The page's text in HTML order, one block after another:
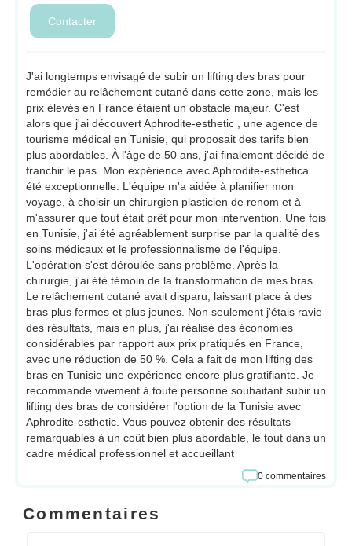
J'ai longtemps envisagé de subir un lifting des bras pour
remédier au relâchement cutané dans cette zone, mais les
prix élevés en France étaient un obstacle majeur. C'est
alors que j'ai découvert Aphrodite-esthetic , une agence de
tourisme médical en Tunisie, qui proposait des tarifs bien
plus abordables. À l'âge de 50 ans, j'ai finalement décidé de
franchir le pas. Mon expérience avec Aphrodite-esthetica
été exceptionnelle. L'équipe m'a aidée à planifier mon
voyage, à choisir un chirurgien plasticien de renom et à
m'assurer que tout était prêt pour mon intervention. Une fois
en Tunisie, j'ai été agréablement surprise par la qualité des
soins médicaux et le professionnalisme de l'équipe.
L'opération s'est déroulée sans problème. Après la
chirurgie, j'ai été témoin de la transformation de mes bras.
Le relâchement cutané avait disparu, laissant place à des
bras plus fermes et plus jeunes. Non seulement j'étais ravie
des résultats, mais en plus, j'ai réalisé des économies
considérables par rapport aux prix pratiqués en France,
avec une réduction de 50 %. Cela a fait de mon lifting des
bras en Tunisie une expérience encore plus gratifiante. Je
recommande vivement à toute personne souhaitant subir un
lifting des bras de considérer l'option de la Tunisie avec
Aphrodite-esthetic. Vous pouvez obtenir des résultats
remarquables à un coût bien plus abordable, le tout dans un
cadre médical professionnel et accueillant
0 commentaires
Commentaires